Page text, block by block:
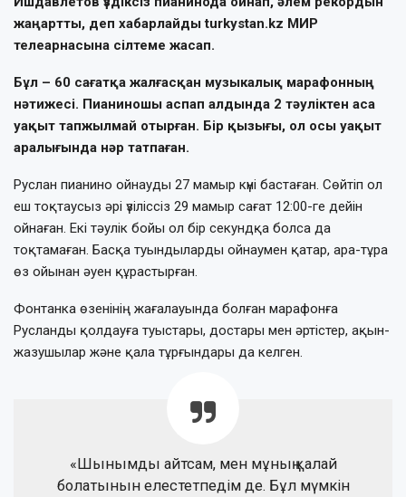
жаңартты, деп хабарлайды turkystan.kz МИР
телеарнасына сілтеме жасап.
Бұл – 60 сағатқа жалғасқан музыкалық марафонның
нәтижесі. Пианиношы аспап алдында 2 тәуліктен аса
уақыт тапжылмай отырған. Бір қызығы, ол осы уақыт
аралығында нәр татпаған.
Руслан пианино ойнауды 27 мамыр күні бастаған. Сөйтіп ол
еш тоқтаусыз әрі үзіліссіз 29 мамыр сағат 12:00-ге дейін
ойнаған. Екі тәулік бойы ол бір секундқа болса да
тоқтамаған. Басқа туындыларды ойнаумен қатар, ара-тұра
өз ойынан әуен құрастырған.
Фонтанка өзенінің жағалауында болған марафонға
Русланды қолдауға туыстары, достары мен әртістер, ақын-
жазушылар және қала тұрғындары да келген.
«Шынымды айтсам, мен мұның қалай
болатынын елестетпедім де. Бұл мүмкін